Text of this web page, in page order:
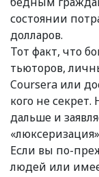
состоянии
долларов.
Тот факт, что
тьюторов,
Coursera или
кого не
дальше и
Если вы по-
людей или